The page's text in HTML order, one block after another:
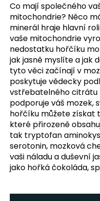
Co mají společného
mitochondrie? Něco
minerál hraje hlavní
vaše mitochondrie
nedostatku hořčíku
jak jasně myslíte a jak
tyto věci začínají v
poskytuje vědecky
vstřebatelného
podporuje váš mozek,
hořčíku můžete získat
které přirozeně
tak tryptofan
serotonin, mozková
vaši náladu a duševní
jako hořká čokoláda,